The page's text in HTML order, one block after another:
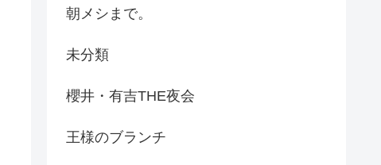
朝メシまで。
未分類
櫻井・有吉THE夜会
王様のブランチ